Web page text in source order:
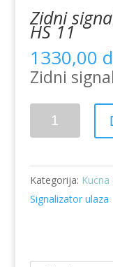
Zidni
HS 11
1330,00
Zidni
Zidni
alarm
HS
11
Kategorija:
Signalizator ulaza